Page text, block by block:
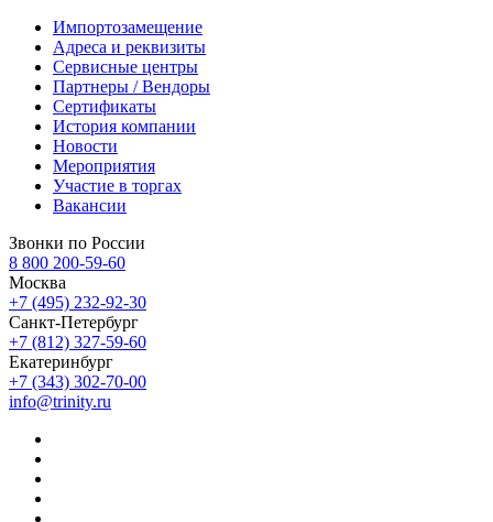
Импортозамещение
Адреса и реквизиты
Сервисные центры
Партнеры / Вендоры
Сертификаты
История компании
Новости
Мероприятия
Участие в торгах
Вакансии
Звонки по России
8 800 200-59-60
Москва
+7 (495) 232-92-30
Санкт-Петербург
+7 (812) 327-59-60
Екатеринбург
+7 (343) 302-70-00
info@trinity.ru